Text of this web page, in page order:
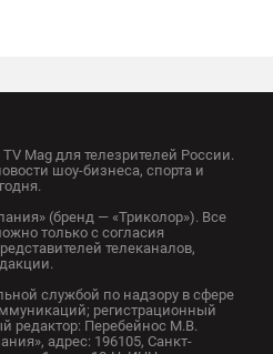
Mag для телезрителей России.
шоу-бизнеса, спорта и
(бренд — «Триколор»). Все
только с согласия
телеканалов,
службой по надзору в сфере
регистрационный
редактор: Перебейнос М.В.
адрес: 196105, Санкт-